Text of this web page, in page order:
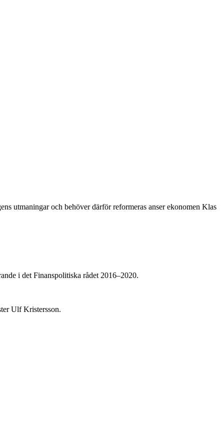
utmaningar och behöver därför reformeras anser ekonomen Klas
i det Finanspolitiska rådet 2016–2020.
Ulf Kristersson.